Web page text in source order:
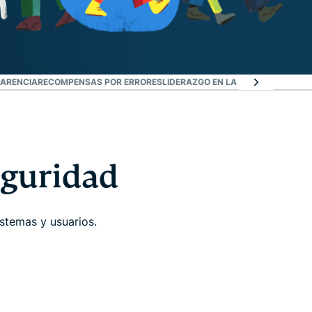
RECOMPENSAS POR ERRORESLIDERAZGO EN LA INDUSTRIA
y usuarios.